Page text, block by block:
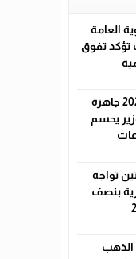
العامة
تؤكد تفوق
نتيجة الثانوية العامة 2026 جاهزة
يحسم
تواجه
بنصف
الذهب